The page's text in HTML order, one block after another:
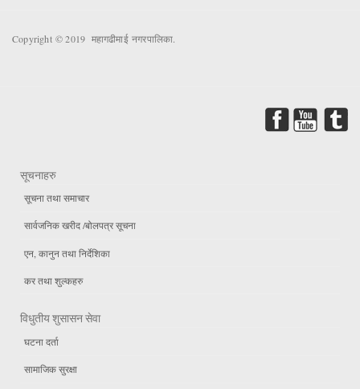
Copyright © 2019 महागढीमाई नगरपालिका.
सूचनाहरु
सूचना तथा समाचार
सार्वजनिक खरीद /बोलपत्र सूचना
एन, कानुन तथा निर्देशिका
कर तथा शुल्कहरु
विधुतीय शुसासन सेवा
घटना दर्ता
सामाजिक सुरक्षा